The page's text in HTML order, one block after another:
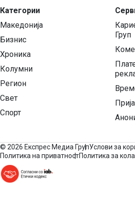
Категории
Македонија
Бизнис
Хроника
Колумни
Регион
Свет
Спорт
Груп
© 2026 Експрес Медиа ГрупУслови за
Политика на приватностПолитика за